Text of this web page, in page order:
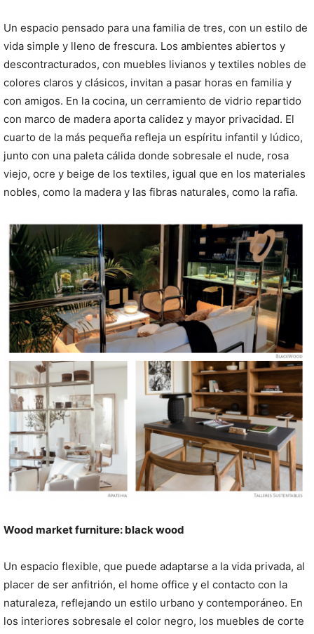
Un espacio pensado para una familia de tres, con un estilo de
vida simple y lleno de frescura. Los ambientes abiertos y
descontracturados, con muebles livianos y textiles nobles de
colores claros y clásicos, invitan a pasar horas en familia y
con amigos. En la cocina, un cerramiento de vidrio repartido
con marco de madera aporta calidez y mayor privacidad. El
cuarto de la más pequeña refleja un espíritu infantil y lúdico,
junto con una paleta cálida donde sobresale el nude, rosa
viejo, ocre y beige de los textiles, igual que en los materiales
nobles, como la madera y las fibras naturales, como la rafia.
Wood market furniture: black wood
Un espacio flexible, que puede adaptarse a la vida privada, al
placer de ser anfitrión, el home office y el contacto con la
naturaleza, reflejando un estilo urbano y contemporáneo. En
los interiores sobresale el color negro, los muebles de corte